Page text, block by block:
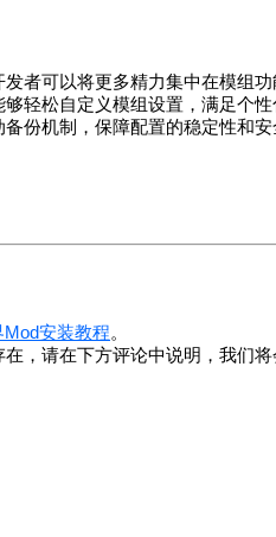
发者可以将更多精力集中在模组
轻松自定义模组设置，满足个性
份机制，保障配置的稳定性和安
安装教程。
，请在下方评论中说明，我们将